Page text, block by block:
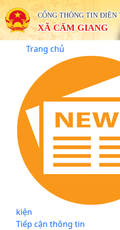
CỔNG THÔNG TIN ĐIỆN
XÃ CẨM GIANG
Trang chủ
kiện
Tiếp cận thông tin